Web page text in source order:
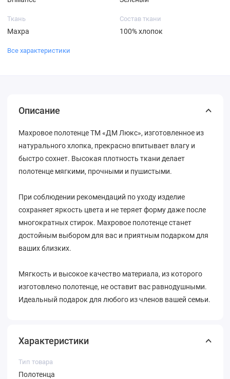
Ткань
Махра
Состав ткани
100% хлопок
Все характеристики
Описание
Махровое полотенце ТМ «ДМ Люкс», изготовленное из
натурального хлопка, прекрасно впитывает влагу и
быстро сохнет. Высокая плотность ткани делает
полотенце мягкими, прочными и пушистыми.
При соблюдении рекомендаций по уходу изделие
сохраняет яркость цвета и не теряет форму даже после
многократных стирок. Махровое полотенце станет
достойным выбором для вас и приятным подарком для
ваших близких.
Мягкость и высокое качество материала, из которого
изготовлено полотенце, не оставит вас равнодушными.
Идеальный подарок для любого из членов вашей семьи.
Характеристики
Тип товара
Полотенца